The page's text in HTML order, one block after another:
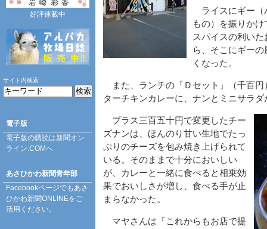
ライスにギー（
もの）を振りか
スパイスの利い
ら、そこにギー
くなった。
また、ランチの「Ｄセット」（千百円
ターチキンカレーに、ナンとミニサラ
プラス三百五十円で変更したチー
ズナンは、ほんのり甘い生地でたっ
ぷりのチーズを包み焼き上げられて
いる。そのままで十分においしい
が、カレーと一緒に食べると相乗効
果でおいしさが増し、食べる手が止
まらなかった。
マヤさんは「これからもお店で提
好評連載中
サイト内検索
電子版
電子版の購読は新聞オン
ライン.COMへ
あさひかわ新聞青年部
Facebookページでもあさ
ひかわ新聞ONLINEをご
活用ください。